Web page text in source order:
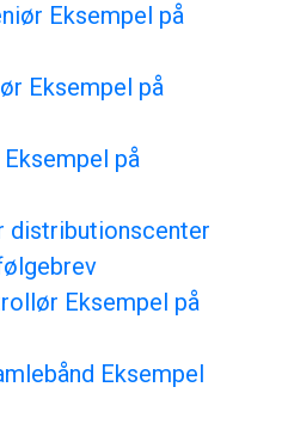
Eksempel på
Eksempel på
på
distributionscenter
Eksempel på
Eksempel